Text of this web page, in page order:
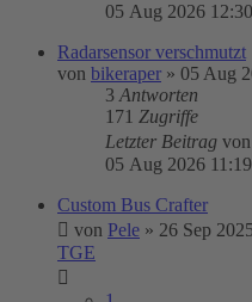
05 Aug 2026 12:30
Radarsensor verschmutzt
von bikeraper » 05 Aug
3 Antworten
171 Zugriffe
Letzter Beitrag von
05 Aug 2026 11:19
Custom Bus Crafter
von Pele » 26 Sep
TGE